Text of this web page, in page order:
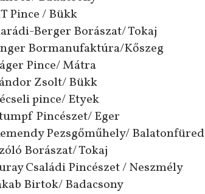
Pince / Bükk
Berger Borászat/ Tokaj
Bormanufaktúra/Kőszeg
Pince/ Mátra
Zsolt/ Bükk
pince/ Etyek
Pincészet/ Eger
Pezsgőműhely/ Balatonfüred
Borászat/ Tokaj
Családi Pincészet / Neszmély
Birtok/ Badacsony